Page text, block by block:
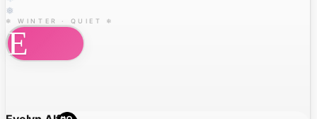
❅
❄ WINTER · QUIET ❄
E